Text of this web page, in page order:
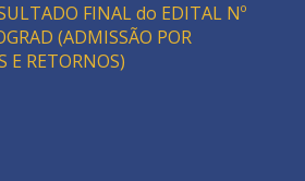
FINAL do EDITAL Nº
(ADMISSÃO POR
E RETORNOS)